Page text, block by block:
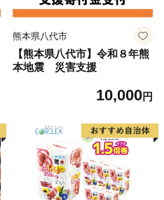
熊本県八代市
【熊本県八代市】令和８年熊
本地震 災害支援
10,000円